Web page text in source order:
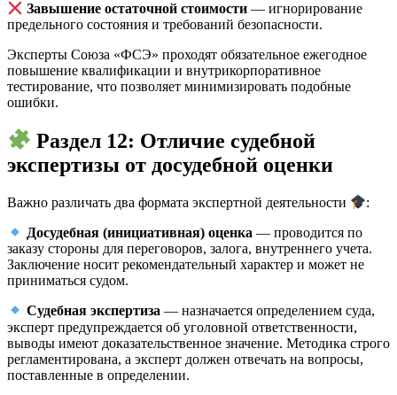
Завышение остаточной стоимости — игнорирование
предельного состояния и требований безопасности.
Эксперты Союза «ФСЭ» проходят обязательное ежегодное
повышение квалификации и внутрикорпоративное
тестирование, что позволяет минимизировать подобные
ошибки.
Раздел 12: Отличие судебной
экспертизы от досудебной оценки
Важно различать два формата экспертной деятельности :
Досудебная (инициативная) оценка — проводится по
заказу стороны для переговоров, залога, внутреннего учета.
Заключение носит рекомендательный характер и может не
приниматься судом.
Судебная экспертиза — назначается определением суда,
эксперт предупреждается об уголовной ответственности,
выводы имеют доказательственное значение. Методика строго
регламентирована, а эксперт должен отвечать на вопросы,
поставленные в определении.